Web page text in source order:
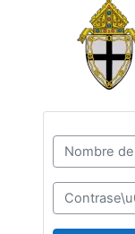
Nombre de
Contraseña